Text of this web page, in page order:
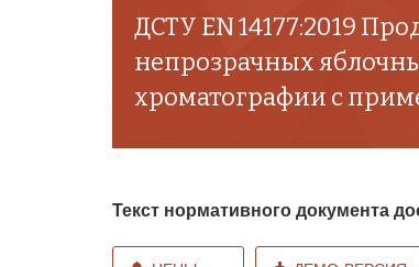
ДСТУ EN 14177:2019
непрозрачных
хроматографии с
Текст нормативного документа